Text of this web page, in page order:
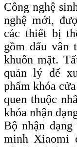
Công nghệ
nghệ mới,
các thiết bị
gồm dấu vân
khuôn mặt.
quản lý để
phẩm khóa
quen thuộc
khóa nhận
Bộ nhận
minh Xiaomi